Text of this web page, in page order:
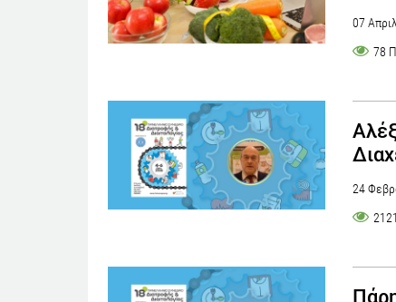
07
78
24